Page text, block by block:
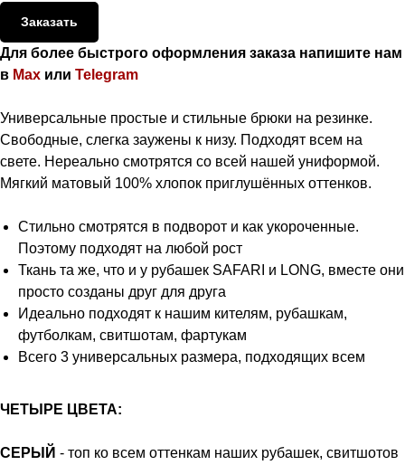
Заказать
Для более быстрого оформления заказа напишите нам
в Max или Telegram
Универсальные простые и стильные брюки на резинке.
Свободные, слегка заужены к низу. Подходят всем на
свете. Нереально смотрятся со всей нашей униформой.
Мягкий матовый 100% хлопок приглушённых оттенков.
Стильно смотрятся в подворот и как укороченные.
Поэтому подходят на любой рост
Ткань та же, что и у рубашек SAFARI и LONG, вместе они
просто созданы друг для друга
Идеально подходят к нашим кителям, рубашкам,
футболкам, свитшотам, фартукам
Всего 3 универсальных размера, подходящих всем
ЧЕТЫРЕ ЦВЕТА:
СЕРЫЙ - топ ко всем оттенкам наших рубашек, свитшотов